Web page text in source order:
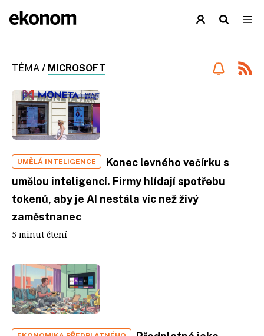
TÉMA / MICROSOFT
UMĚLÁ INTELIGENCE
Konec levného večírku s
umělou inteligencí. Firmy hlídají spotřebu
tokenů, aby je AI nestála víc než živý
zaměstnanec
5 minut čtení